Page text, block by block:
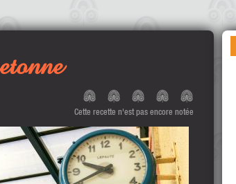
Cette recette n'est pas encore notée